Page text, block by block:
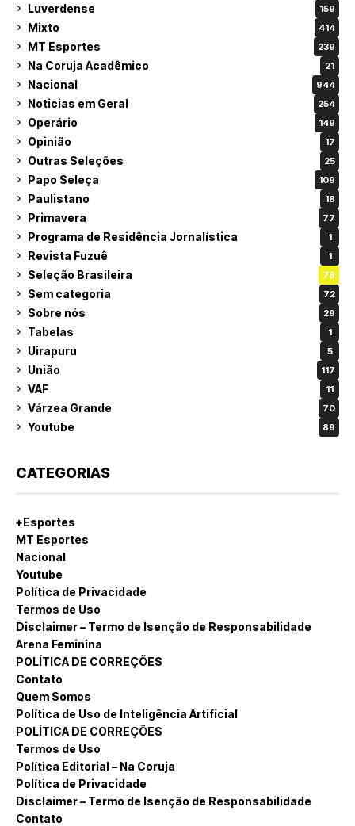
Luverdense 159
Mixto 414
MT Esportes 239
Na Coruja Acadêmico 21
Nacional 944
Noticias em Geral 254
Operário 149
Opinião 17
Outras Seleções 25
Papo Seleça 109
Paulistano 18
Primavera 77
Programa de Residência Jornalística 1
Revista Fuzuê 1
Seleção Brasileira 78
Sem categoria 72
Sobre nós 29
Tabelas 1
Uirapuru 5
União 117
VAF 11
Várzea Grande 70
Youtube 89
CATEGORIAS
+Esportes
MT Esportes
Nacional
Youtube
Política de Privacidade
Termos de Uso
Disclaimer – Termo de Isenção de Responsabilidade
Arena Feminina
POLÍTICA DE CORREÇÕES
Contato
Quem Somos
Política de Uso de Inteligência Artificial
POLÍTICA DE CORREÇÕES
Termos de Uso
Política Editorial – Na Coruja
Política de Privacidade
Disclaimer – Termo de Isenção de Responsabilidade
Contato